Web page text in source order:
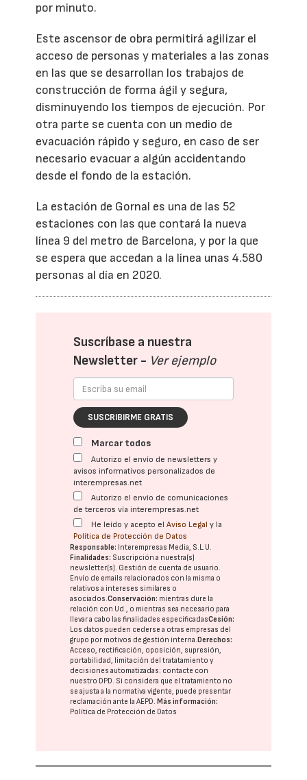
por minuto.
Este ascensor de obra permitirá agilizar el
acceso de personas y materiales a las zonas
en las que se desarrollan los trabajos de
construcción de forma ágil y segura,
disminuyendo los tiempos de ejecución. Por
otra parte se cuenta con un medio de
evacuación rápido y seguro, en caso de ser
necesario evacuar a algún accidentando
desde el fondo de la estación.
La estación de Gornal es una de las 52
estaciones con las que contará la nueva
línea 9 del metro de Barcelona, y por la que
se espera que accedan a la línea unas 4.580
personas al día en 2020.
Suscríbase a nuestra
Newsletter - Ver ejemplo
SUSCRIBIRME GRATIS
Marcar todos
Autorizo el envío de newsletters y
avisos informativos personalizados de
interempresas.net
Autorizo el envío de comunicaciones
de terceros vía interempresas.net
He leído y acepto elAviso Legal y la
Política de Protección de Datos
Responsable: Interempresas Media, S.L.U.
Finalidades: Suscripción a nuestra(s)
newsletter(s). Gestión de cuenta de usuario.
Envío de emails relacionados con la misma o
relativos a intereses similares o
asociados.Conservación: mientras dure la
relación con Ud., o mientras sea necesario para
llevar a cabo las finalidades especificadasCesión:
Los datos pueden cederse a otras empresas del
grupo por motivos de gestión interna. Derechos:
Acceso, rectificación, oposición, supresión,
portabilidad, limitación del tratatamiento y
decisiones automatizadas: contacte con
nuestro DPD. Si considera que el tratamiento no
se ajusta a la normativa vigente, puede presentar
reclamación ante laAEPD. Más información:
Política de Protección de Datos